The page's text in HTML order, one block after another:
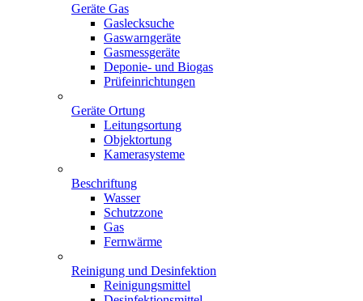
Geräte Gas
Gaslecksuche
Gaswarngeräte
Gasmessgeräte
Deponie- und Biogas
Prüfeinrichtungen
Geräte Ortung
Leitungsortung
Objektortung
Kamerasysteme
Beschriftung
Wasser
Schutzzone
Gas
Fernwärme
Reinigung und Desinfektion
Reinigungsmittel